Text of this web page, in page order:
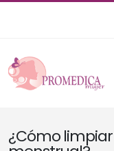
¿Cómo